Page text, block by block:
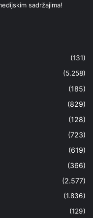
sadržajima!
(131)
(5.258)
(185)
(829)
(128)
(723)
(619)
(366)
(2.577)
(1.836)
(129)